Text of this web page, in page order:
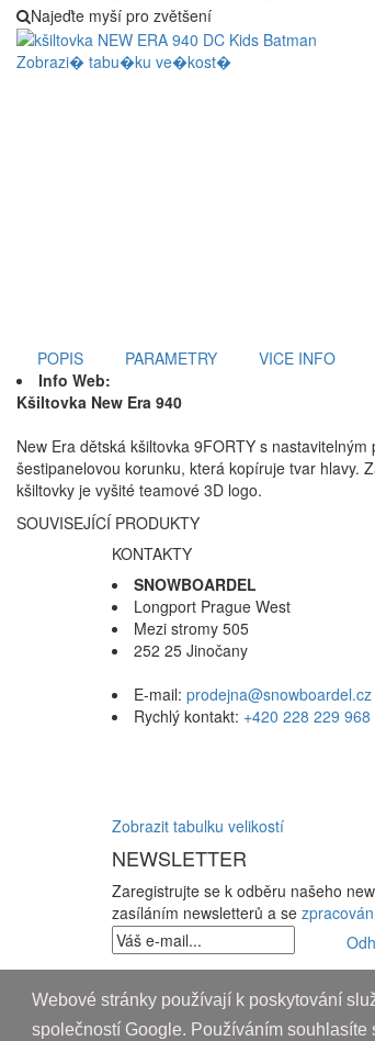
Webové stránky používají k poskytování
společností Google. Používáním souhlasíte
Najeďte myší pro zvětšení
Zobrazi� tabu�ku ve�kost�
POPIS
PARAMETRY
VICE INFO
Info Web:
Kšiltovka New Era 940
New Era dětská kšiltovka 9FORTY s
šestipanelovou korunku, která kopíruje tvar hlavy.
kšiltovky je vyšité teamové 3D logo.
SOUVISEJÍCÍ PRODUKTY
KONTAKTY
SNOWBOARDEL
Longport Prague West
Mezi stromy 505
252 25 Jinočany
E-mail: prodejna@snowboardel.cz
Rychlý kontakt: +420 228 229 968
Zobrazit tabulku velikostí
NEWSLETTER
Zaregistrujte se k odběru našeho
zasíláním newsletterů a se
Copyright © 2010-2018 An systems, s.r.o.